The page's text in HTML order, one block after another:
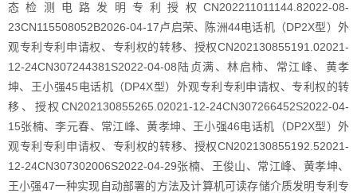
态检测电路发明专利授权CN202211011144.82022-08-
23CN115508052B2026-04-17卢启荣、陈洲44电话机（DP2X型）外
观专利专利申请权、专利权的转移、授权CN202130855191.02021-
12-24CN307244381S2022-04-08陆贞满、林启柿、常江峰、黄孝
坤、王小强45电话机（DP4X型）外观专利专利申请权、专利权的转
移、授权CN202130855265.02021-12-24CN307266452S2022-04-
15张楠、李元春、常江峰、黄孝坤、王小强46电话机（DP2X型）外
观专利专利申请权、专利权的转移、授权CN202130855192.52021-
12-24CN307302006S2022-04-29张楠、王俊山、常江峰、黄孝坤、
王小强47一种实现自动部署的方法及计算机可读存储介质发明专利专